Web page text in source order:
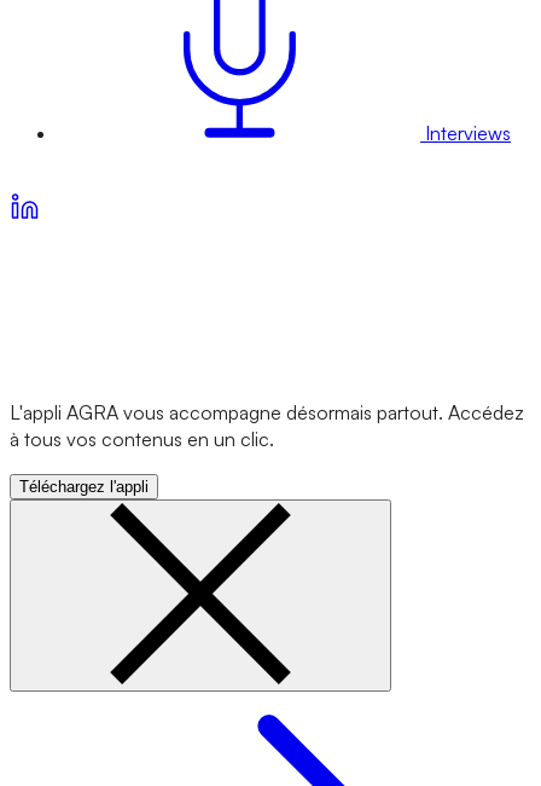
Interviews
L'appli AGRA vous accompagne désormais partout. Accédez
à tous vos contenus en un clic.
Téléchargez l'appli